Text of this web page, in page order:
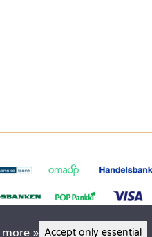
more » Accept only essential